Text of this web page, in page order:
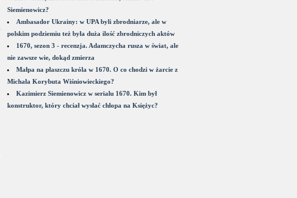
Siemienowicz?
Ambasador Ukrainy: w UPA byli zbrodniarze, ale w
polskim podziemiu też była duża ilość zbrodniczych aktów
1670, sezon 3 - recenzja. Adamczycha rusza w świat, ale
nie zawsze wie, dokąd zmierza
Małpa na płaszczu króla w 1670. O co chodzi w żarcie z
Michała Korybuta Wiśniowieckiego?
Kazimierz Siemienowicz w serialu 1670. Kim był
konstruktor, który chciał wysłać chłopa na Księżyc?